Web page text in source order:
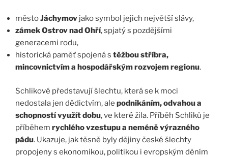
městoJáchymov jako symbol jejich největší slávy,
zámek Ostrov nad Ohří, spjatý s pozdějšími
generacemi rodu,
historická paměť spojená s těžbou stříbra,
mincovnictvím a hospodářským rozvojem regionu.
Schlikové představují šlechtu, která se k moci
nedostala jen dědictvím, ale podnikáním, odvahou a
schopností využít dobu, ve které žila. Příběh Schliků je
příběhem rychlého vzestupu a neméně výrazného
pádu. Ukazuje, jak těsně byly dějiny české šlechty
propojeny s ekonomikou, politikou i evropským děním